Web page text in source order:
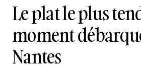
Le plat le plus
moment
Nantes